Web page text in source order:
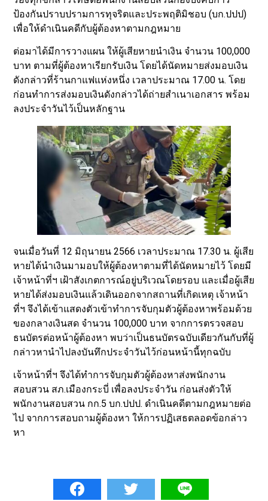
ป้องกันปราบปรามการทุจริตและประพฤติมิชอบ (บก.ปปป)
เพื่อให้ดำเนินคดีกับผู้ต้องหาตามกฎหมาย
ต่อมาได้มีการวางแผน ให้ผู้เสียหายนำเงิน จำนวน 100,000
บาท ตามที่ผู้ต้องหาเรียกรับเงิน โดยได้นัดหมายส่งมอบเงิน
ดังกล่าวที่ร้านกาแฟแห่งหนึ่ง เวลาประมาณ 17.00 น. โดย
ก่อนทำการส่งมอบเงินดังกล่าวได้ถ่ายสำเนาเอกสาร พร้อม
ลงประจำวันไว้เป็นหลักฐาน
จนเมื่อวันที่ 12 มิถุนายน 2566 เวลาประมาณ 17.30 น. ผู้เสีย
หายได้นำเงินมามอบให้ผู้ต้องหาตามที่ได้นัดหมายไว้ โดยมี
เจ้าหน้าที่ฯ เฝ้าสังเกตการณ์อยู่บริเวณโดยรอบ และเมื่อผู้เสีย
หายได้ส่งมอบเงินแล้วเดินออกจากสถานที่เกิดเหตุ เจ้าหน้า
ที่ฯ จึงได้เข้าแสดงตัวเข้าทำการจับกุมตัวผู้ต้องหาพร้อมด้วย
ของกลางเงินสด จำนวน 100,000 บาท จากการตรวจสอบ
ธนบัตรต่อหน้าผู้ต้องหา พบว่าเป็นธนบัตรฉบับเดียวกันกับที่ผู้
กล่าวหานำไปลงบันทึกประจำวันไว้ก่อนหน้านี้ทุกฉบับ
เจ้าหน้าที่ฯ จึงได้ทำการจับกุมตัวผู้ต้องหาส่งพนักงาน
สอบสวน สภ.เมืองกระบี่ เพื่อลงประจำวัน ก่อนส่งตัวให้
พนักงานสอบสวน กก.5 บก.ปปป. ดำเนินคดีตามกฎหมายต่อ
ไป จากการสอบถามผู้ต้องหา ให้การปฏิเสธตลอดข้อกล่าว
หา